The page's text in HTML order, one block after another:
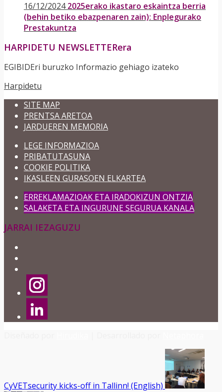
16/12/2024 2025erako ikastaro eskaintza berria
(behin betiko ebazpenaren zain): Enplegurako
Prestakuntza
HARPIDETU NEWSLETTERera
EGIBIDEri buruzko Informazio gehiago izateko
Harpidetu
SITE MAP
PRENTSA ARETOA
JARDUEREN MEMORIA
LEGE INFORMAZIOA
PRIBATUTASUNA
COOKIE POLITIKA
IKASLEEN GURASOEN ELKARTEA
ERREKLAMAZIOAK ETA IRADOKIZUN ONTZIA
SALAKETA ETA INGURUNE SEGURUA KANALA
JARRAI IEZAGUZU
CyVETsecurity kicks-off in Tallinn! (English)